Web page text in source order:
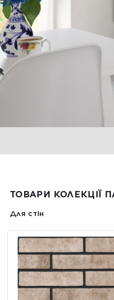
ТОВАРИ КОЛЕКЦІЇ
Для стін